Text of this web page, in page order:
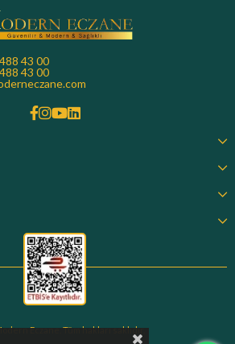
43 00
43 00
Eczane. Tüm hakları saklıdır.